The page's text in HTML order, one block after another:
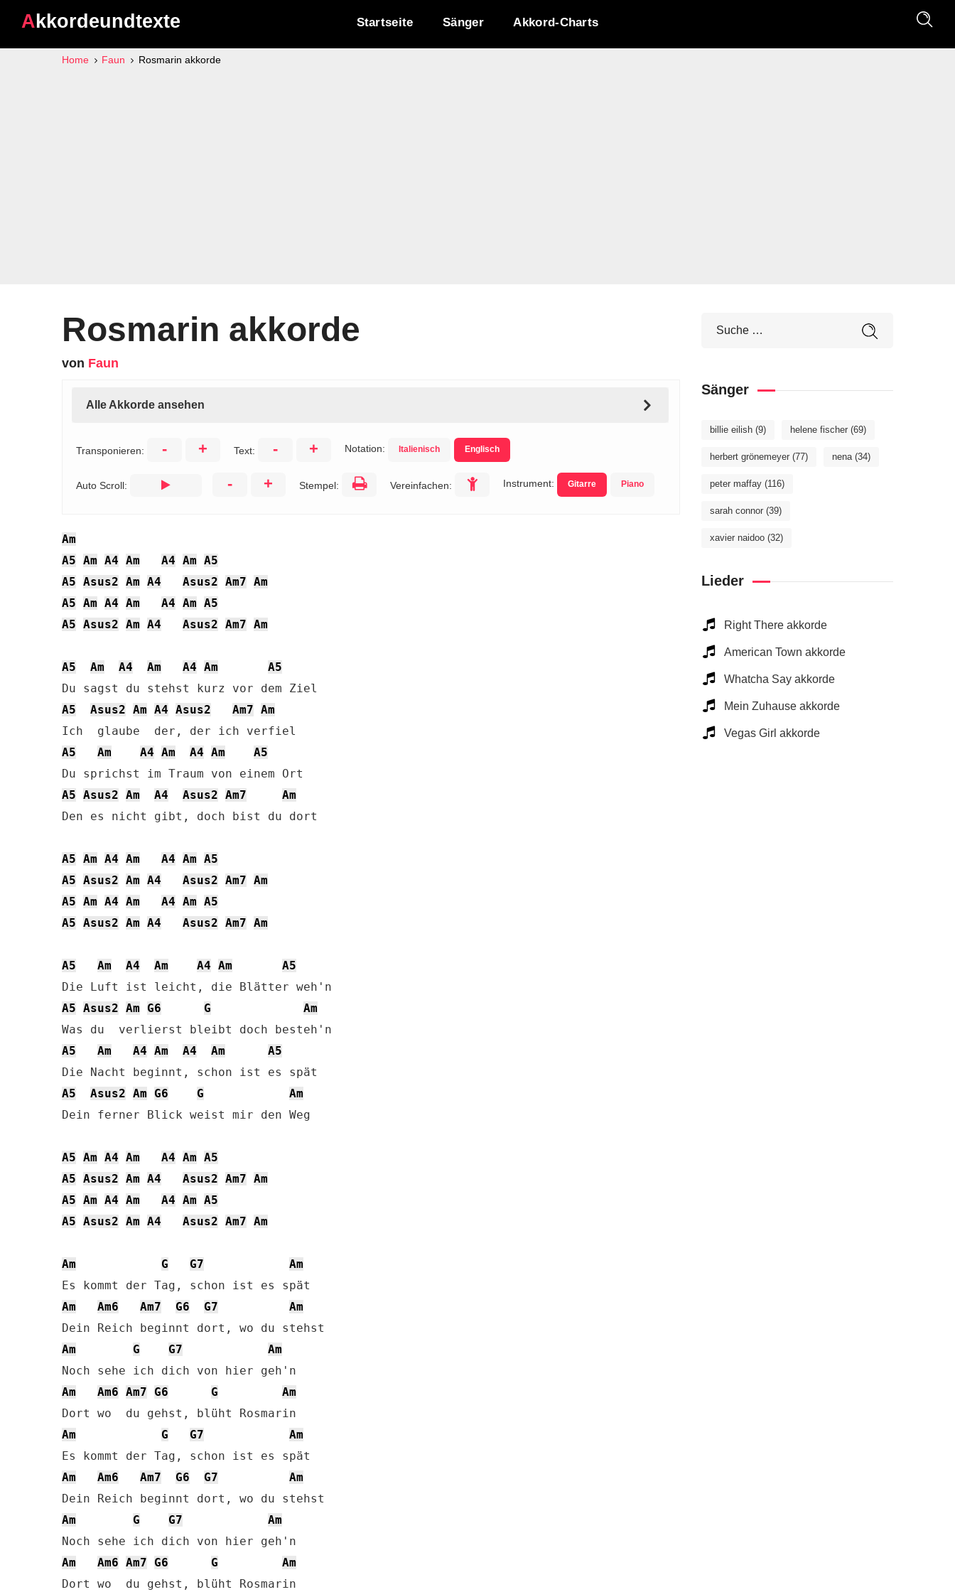
Akkordeundtexte Startseite Sänger Akkord-Charts
Home Faun Rosmarin akkorde
Rosmarin akkorde
von Faun
Alle Akkorde ansehen
Transponieren: - + Text: - + Notation: Italienisch Englisch
Auto Scroll: - + Stempel: Vereinfachen: Instrument: Gitarre Piano
Am
A5 Am A4 Am A4 Am A5
A5 Asus2 Am A4 Asus2 Am7 Am
A5 Am A4 Am A4 Am A5
A5 Asus2 Am A4 Asus2 Am7 Am
A5 Am A4 Am A4 Am
A5
A5
Asus2 Am A4 Asus2 Am7 Am
A5
Am A4 Am A4 Am
A5
A5 Asus2 Am A4 Asus2 Am7
Am
Den es nicht gibt, doch bist du dort
A5 Am A4 Am A4 Am A5
A5 Asus2 Am A4 Asus2 Am7 Am
A5 Am A4 Am A4 Am A5
A5 Asus2 Am A4 Asus2 Am7 Am
A5 Am A4 Am A4 Am
A5
A5 Asus2 Am G6 G
Am
A5
Am A4 Am A4 Am
A5
A5
Asus2 Am G6 G
Am
Dein ferner Blick weist mir den Weg
A5 Am A4 Am A4 Am A5
A5 Asus2 Am A4 Asus2 Am7 Am
A5 Am A4 Am A4 Am A5
A5 Asus2 Am A4 Asus2 Am7 Am
Am G G7
Am
Am
Am6 Am7 G6 G7
Am
Am
G G7
Am
Am
Am6 Am7 G6 G
Am
Am
G G7
Am
Am
Am6 Am7 G6 G7
Am
Am
G G7
Am
Am
Am6 Am7 G6 G
Am
Dort wo  du gehst, blüht Rosmarin
Sänger
billie eilish (9) helene fischer (69)
herbert grönemeyer (77) nena(34)
peter maffay (116)
sarah connor (39)
xavier naidoo (32)
Lieder
Right There akkorde
American Town akkorde
Whatcha Say akkorde
Mein Zuhause akkorde
Vegas Girl akkorde